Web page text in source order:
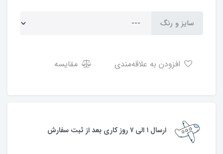
سایز و رنگ
مقایسه
ارسال ۱ الی ۷ روز کاری بعد از ثبت سفارش